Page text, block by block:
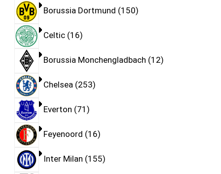
Borussia Dortmund 150
Celtic 16
Borussia Monchengladbach 12
Chelsea 253
Everton 71
Feyenoord 16
Inter Milan 155